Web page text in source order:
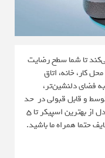
تا شما سطح رضایت
کار، خانه، اتاق
فضای دلنشین‌تر،
و قابل قبولی در حد
5 میلیون تومان دارید و می‌خواهید با انواع مدل از بهترین اسپیکر تا ۵
حتما همراه ما باشید.